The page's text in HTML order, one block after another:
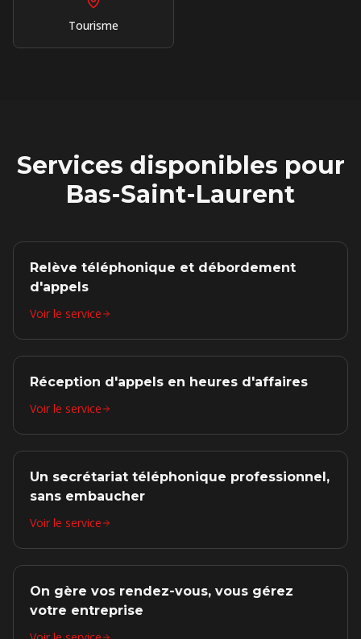
Tourisme
Services disponibles pour
Bas-Saint-Laurent
Relève téléphonique et débordement
d'appels
Voir le service
Réception d'appels en heures d'affaires
Voir le service
Un secrétariat téléphonique professionnel,
sans embaucher
Voir le service
On gère vos rendez-vous, vous gérez
votre entreprise